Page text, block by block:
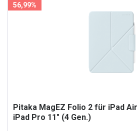
56,99%
Pitaka MagEZ Folio 2 für iPad
iPad Pro 11" (4 Gen.)